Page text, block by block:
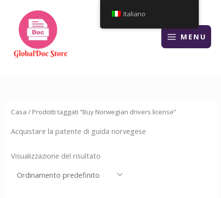
contenuto
MENU
Casa / Prodotti taggati “Buy Norwegian drivers license”
Acquistare la patente di guida norvegese
Visualizzazione del risultato
Italiano